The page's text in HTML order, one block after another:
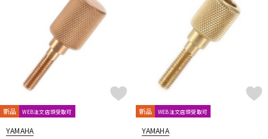
新品 WEB注文店頭受取可
YAMAHA
新品 WEB注文店頭受取可
YAMAHA